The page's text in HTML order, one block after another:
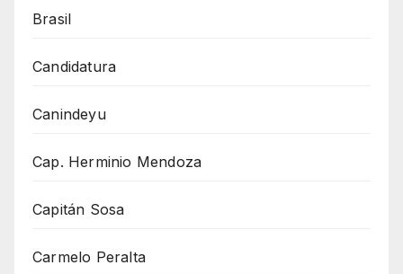
Brasil
Candidatura
Canindeyu
Cap. Herminio Mendoza
Capitán Sosa
Carmelo Peralta